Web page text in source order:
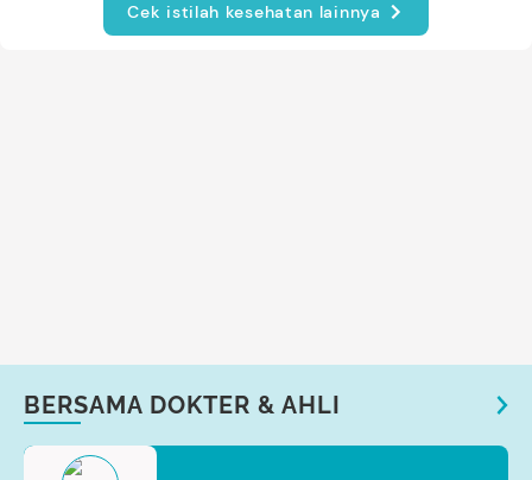
Cek istilah kesehatan lainnya
BERSAMA DOKTER & AHLI